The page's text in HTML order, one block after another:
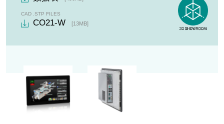
固态硬盘
CAD .STP FILES
CO21-W [13MB]